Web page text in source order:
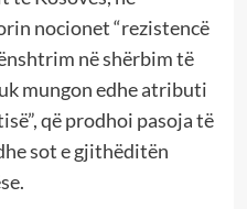
nocionet “rezistencë
në shërbim të
mungon edhe atributi
që prodhoi pasoja të
sot e gjithëditën